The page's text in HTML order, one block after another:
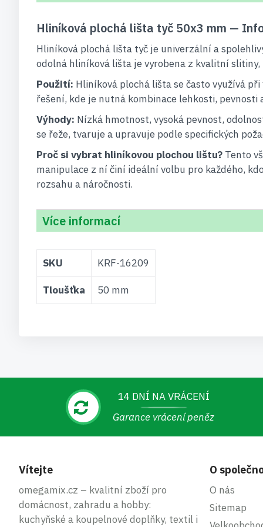
Hliníková plochá lišta tyč 50x3 mm —
Hliníková plochá lišta tyč je univerzální a
odolná hliníková lišta je vyrobena z kvalitní
Použití: Hliníková plochá lišta se často využívá
řešení, kde je nutná kombinace lehkosti, pevnosti
Výhody: Nízká hmotnost, vysoká pevnost,
se řeže, tvaruje a upravuje podle specifických
Proč si vybrat hliníkovou plochou lištu? Tento
manipulace z ní činí ideální volbu pro každého,
rozsahu a náročnosti.
Více informací
informací
SKU KRF-16209
Tloušťka 50 mm
14 DNÍ NA VRÁCENÍ
Garance vrácení peněz
Vítejte
omegamix.cz – kvalitní zboží pro
domácnost, zahradu a hobby:
kuchyňské a koupelnové doplňky, textil i
O
O nás
Sitemap